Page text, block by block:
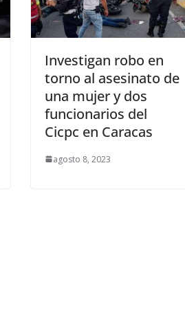
Investigan robo en
torno al asesinato de
una mujer y dos
funcionarios del
Cicpc en Caracas
agosto 8, 2023